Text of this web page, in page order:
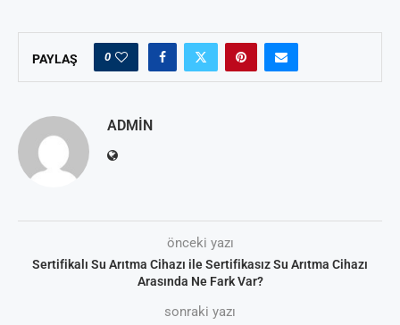
PAYLAŞ 0
ADMIN
önceki yazı
Sertifikalı Su Arıtma Cihazı ile Sertifikasız Su Arıtma Cihazı
Arasında Ne Fark Var?
sonraki yazı